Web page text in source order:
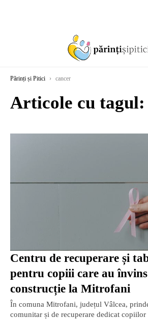
Părinți și Pitici › cancer
Articole cu tagul:
Centru de recuperare și
pentru copiii care au
construcție la Mitrofani
În comuna Mitrofani, județul Vâlcea,
comunitar și de recuperare dedicat